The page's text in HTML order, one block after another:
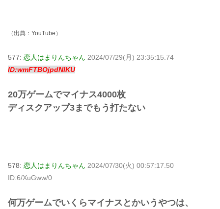
（出典： YouTube ）
577: 恋人はまりんちゃん 2024/07/29(月) 23:35:15.74
ID:wmFTBOjpdNIKU
20万ゲームでマイナス4000枚
ディスクアップ3までもう打たない
578: 恋人はまりんちゃん 2024/07/30(火) 00:57:17.50
ID:6/XuGww/0
何万ゲームでいくらマイナスとかいうやつは、